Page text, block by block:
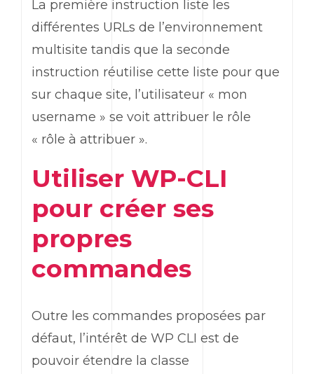
La première instruction liste les
différentes URLs de l’environnement
multisite tandis que la seconde
instruction réutilise cette liste pour que
sur chaque site, l’utilisateur « mon
username » se voit attribuer le rôle
« rôle à attribuer ».
Utiliser WP-CLI
pour créer ses
propres
commandes
Outre les commandes proposées par
défaut, l’intérêt de WP CLI est de
pouvoir étendre la classe